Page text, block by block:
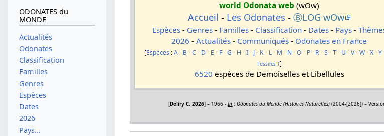
world Odonata web (wOw)
Accueil - Les Odonates - ⒷLOG wOw
Espèces- Genres- Familles- Classification- Dates- Pays-
2026 -Actualités - Communiqués - Odonates en France
[Espèces :A- B-C- D - E - F-G - H -I- J- K- L- M - N -O - P- R-S -T- U -V-W-X-Y
Fossiles Ŧ]
6520 espèces de Demoiselles et Libellules
[Deliry C. 2026] – 1966 -In :Odonates du Monde (Histoires Naturelles) (2004-[2026]) –
ODONATES du
MONDE
Actualités
Odonates
Classification
Familles
Genres
Espèces
Dates
2026
Pays...